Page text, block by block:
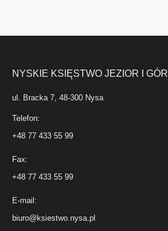
NYSKIE KSIĘSTWO JEZIOR I GÓR
ul. Bracka 7, 48-300 Nysa
Telefon:
+48 77 433 55 99
Fax:
+48 77 433 55 99
E-mail:
biuro@ksiestwo.nysa.pl